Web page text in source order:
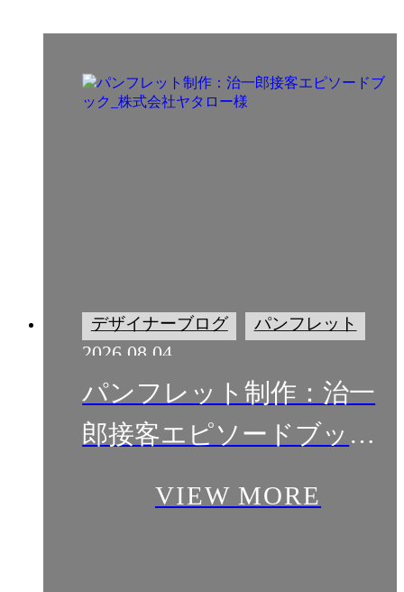
デザイナーブログ パンフレット
2026.08.04
パンフレット制作：治一
郎接客エピソードブック_
VIEW MORE